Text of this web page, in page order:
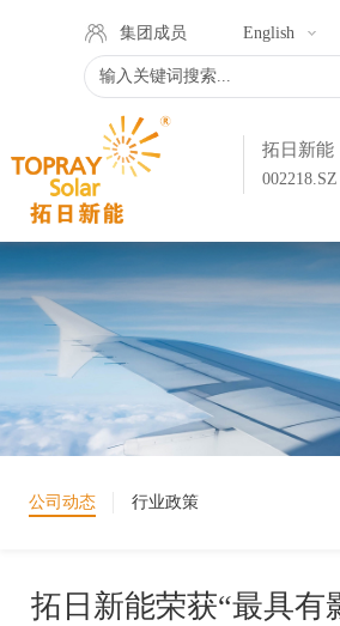
拓日新能
002218.SZ
集团成员 English
公司动态 行业政策
拓日新能荣获“最具有